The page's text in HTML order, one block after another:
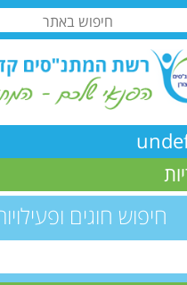
חיפוש חוגים